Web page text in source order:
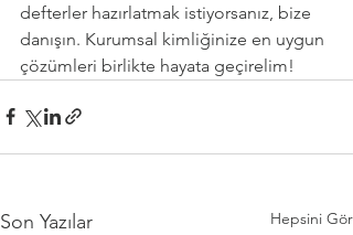
defterler hazırlatmak istiyorsanız, bize
danışın. Kurumsal kimliğinize en uygun
çözümleri birlikte hayata geçirelim!
Son Yazılar Hepsini Gör